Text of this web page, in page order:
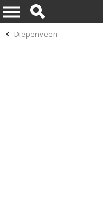
Diepenveen